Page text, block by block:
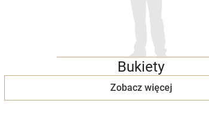
Bukiety
Zobacz więcej